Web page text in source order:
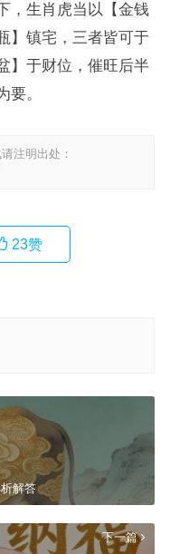
，生肖虎当以【金钱
】镇宅，三者皆可于
】于财位，催旺后半
要。
注明出处：
23赞
解答
下一篇